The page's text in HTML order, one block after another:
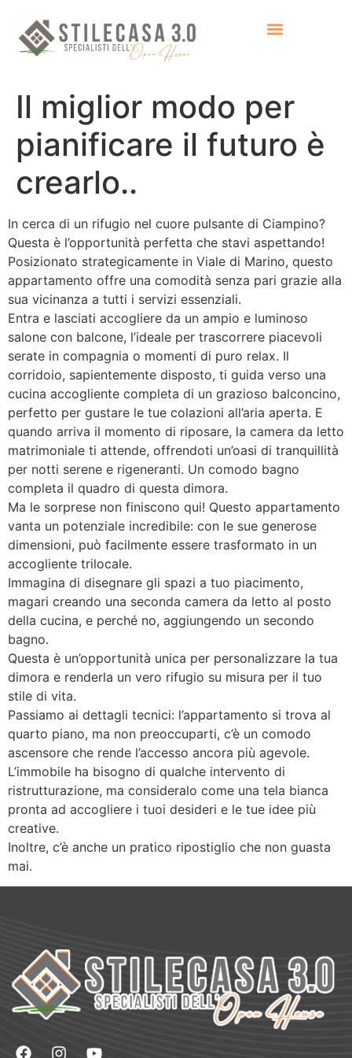
Il miglior modo per
pianificare il futuro è
crearlo..
In cerca di un rifugio nel cuore pulsante di Ciampino?
Questa è l’opportunità perfetta che stavi aspettando!
Posizionato strategicamente in Viale di Marino, questo
appartamento offre una comodità senza pari grazie alla
sua vicinanza a tutti i servizi essenziali.
Entra e lasciati accogliere da un ampio e luminoso
salone con balcone, l’ideale per trascorrere piacevoli
serate in compagnia o momenti di puro relax. Il
corridoio, sapientemente disposto, ti guida verso una
cucina accogliente completa di un grazioso balconcino,
perfetto per gustare le tue colazioni all’aria aperta. E
quando arriva il momento di riposare, la camera da letto
matrimoniale ti attende, offrendoti un’oasi di tranquillità
per notti serene e rigeneranti. Un comodo bagno
completa il quadro di questa dimora.
Ma le sorprese non finiscono qui! Questo appartamento
vanta un potenziale incredibile: con le sue generose
dimensioni, può facilmente essere trasformato in un
accogliente trilocale.
Immagina di disegnare gli spazi a tuo piacimento,
magari creando una seconda camera da letto al posto
della cucina, e perché no, aggiungendo un secondo
bagno.
Questa è un’opportunità unica per personalizzare la tua
dimora e renderla un vero rifugio su misura per il tuo
stile di vita.
Passiamo ai dettagli tecnici: l’appartamento si trova al
quarto piano, ma non preoccuparti, c’è un comodo
ascensore che rende l’accesso ancora più agevole.
L’immobile ha bisogno di qualche intervento di
ristrutturazione, ma consideralo come una tela bianca
pronta ad accogliere i tuoi desideri e le tue idee più
creative.
Inoltre, c’è anche un pratico ripostiglio che non guasta
mai.